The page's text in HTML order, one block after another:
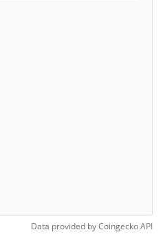
Data provided byCoingeckoAPI